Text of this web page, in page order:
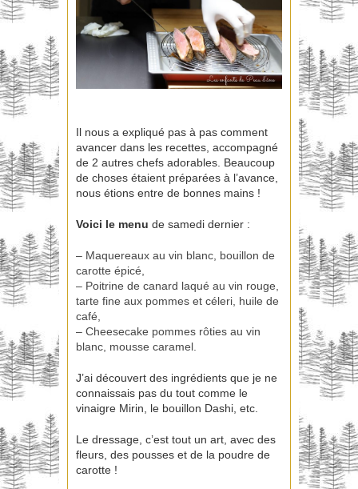
Il nous a expliqué pas à pas comment
avancer dans les recettes, accompagné
de 2 autres chefs adorables. Beaucoup
de choses étaient préparées à l’avance,
nous étions entre de bonnes mains !
Voici le menu de samedi dernier :
– Maquereaux au vin blanc, bouillon de
carotte épicé,
– Poitrine de canard laqué au vin rouge,
tarte fine aux pommes et céleri, huile de
café,
– Cheesecake pommes rôties au vin
blanc, mousse caramel.
J’ai découvert des ingrédients que je ne
connaissais pas du tout comme le
vinaigre Mirin, le bouillon Dashi, etc.
Le dressage, c’est tout un art, avec des
fleurs, des pousses et de la poudre de
carotte !